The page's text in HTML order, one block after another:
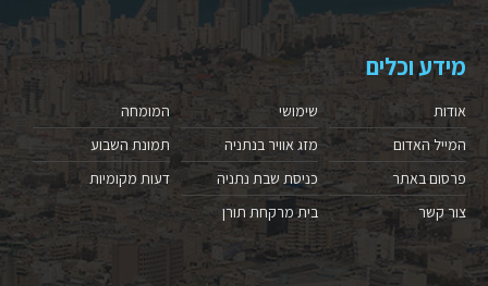
מידע וכלים
אודות
המייל האדום
פרסום באתר
צור קשר
שימושי
מזג אוויר בנתניה
כניסת שבת נתניה
בית מרקחת תורן
המומחה
תמונת השבוע
דעות מקומיות